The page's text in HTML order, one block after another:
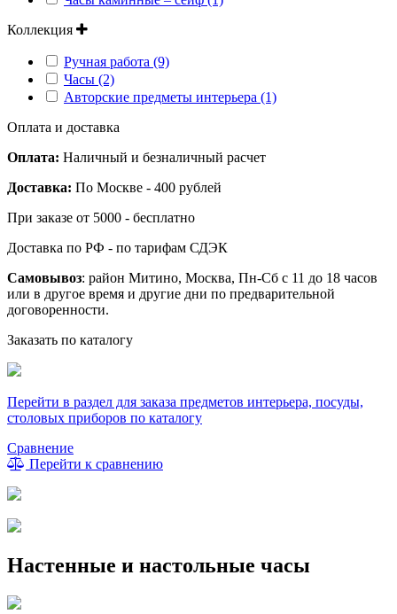
Коллекция
Ручная работа (9)
Часы (2)
Авторские предметы интерьера (1)
Оплата и доставка
Оплата: Наличный и безналичный расчет
Доставка: По Москве - 400 рублей
При заказе от 5000 - бесплатно
Доставка по РФ - по тарифам СДЭК
Самовывоз: район Митино, Москва, Пн-Сб с 11 до 18 часов
или в другое время и другие дни по предварительной
договоренности.
Заказать по каталогу
Перейти в раздел для заказа предметов интерьера, посуды,
столовых приборов по каталогу
Сравнение
Перейти к сравнению
Настенные и настольные часы